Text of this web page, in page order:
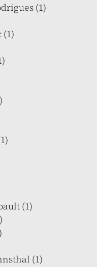
(1)
(1)
(1)